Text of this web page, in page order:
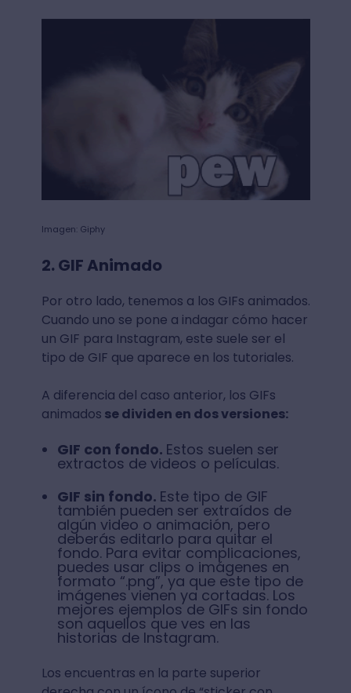
Imagen: Giphy
2. GIF Animado
Por otro lado, tenemos a los GIFs animados.
Cuando uno se pone a indagar cómo hacer
un GIF para Instagram, este suele ser el
tipo de GIF que aparece en los tutoriales.
A diferencia del caso anterior, los GIFs
animados se dividen en dos versiones:
GIF con fondo. Estos suelen ser
extractos de videos o películas.
GIF sin fondo. Este tipo de GIF
también pueden ser extraídos de
algún video o animación, pero
deberás editarlo para quitar el
fondo. Para evitar complicaciones,
puedes usar clips o imágenes en
formato “.png”, ya que este tipo de
imágenes vienen ya cortadas. Los
mejores ejemplos de GIFs sin fondo
son aquellos que ves en las
historias de Instagram.
Los encuentras en la parte superior